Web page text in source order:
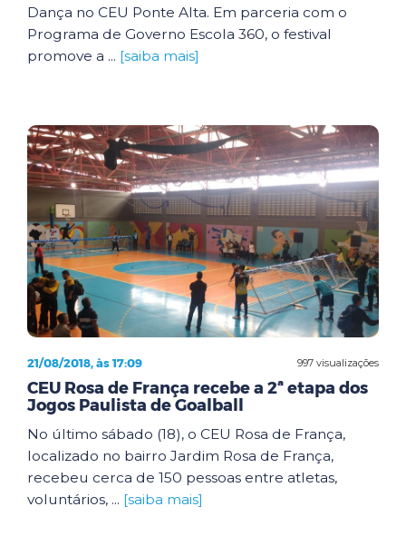
Dança no CEU Ponte Alta. Em parceria com o
Programa de Governo Escola 360, o festival
promove a ... [saiba mais]
997 visualizações
21/08/2018, às 17:09
CEU Rosa de França recebe a 2ª etapa dos
Jogos Paulista de Goalball
No último sábado (18), o CEU Rosa de França,
localizado no bairro Jardim Rosa de França,
recebeu cerca de 150 pessoas entre atletas,
voluntários, ... [saiba mais]